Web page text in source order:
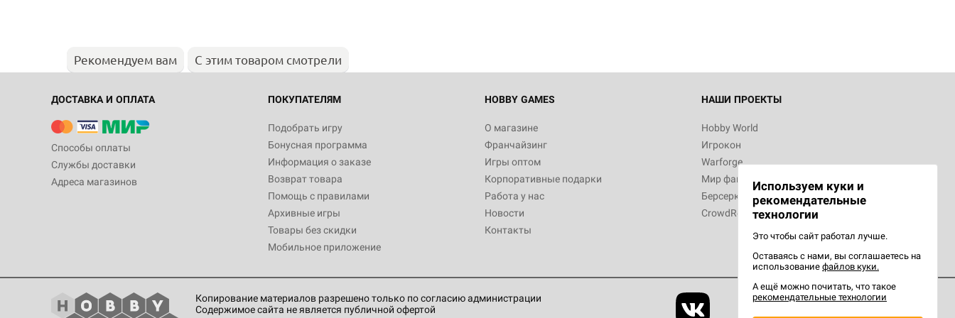
Рекомендуем вам С этим товаром смотрели
ДОСТАВКА И ОПЛАТА
Способы оплаты
Службы доставки
Адреса магазинов
ПОКУПАТЕЛЯМ
Подобрать игру
Бонусная программа
Информация о заказе
Возврат товара
Помощь с правилами
Архивные игры
Товары без скидки
Мобильное приложение
HOBBY GAMES
О магазине
Франчайзинг
Игры оптом
Корпоративные подарки
Работа у нас
Новости
Контакты
НАШИ ПРОЕКТЫ
Hobby World
Игрокон
Warforge
Мир фантастики
Берсерк
CrowdRepublic
Копирование материалов разрешено только по согласию администрации
Содержимое сайта не является публичной офертой
Используем куки и
рекомендательные
технологии
Это чтобы сайт работал лучше.
Оставаясь с нами, вы соглашаетесь на
использование файлов куки.
А ещё можно почитать, что такое
рекомендательные технологии